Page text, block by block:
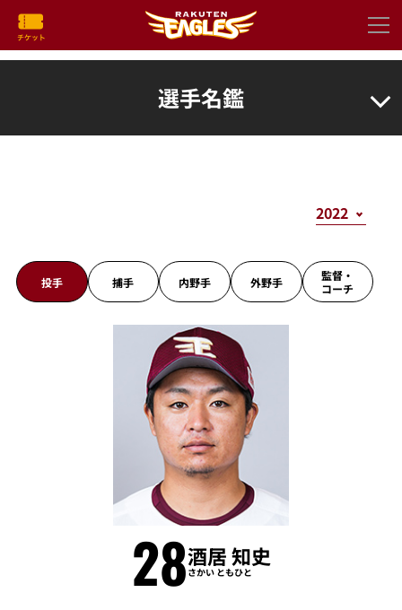
選手名鑑
投手 捕手 内野手 外野手
監督・
コーチ
28酒居 知史
さかい ともひと